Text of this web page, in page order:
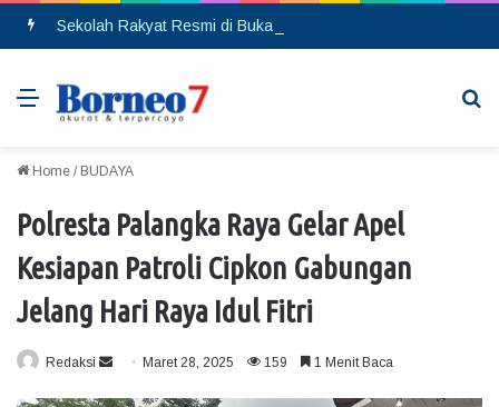
Menu
Home / BUDAYA
Polresta Palangka Raya Gelar Apel
Kesiapan Patroli Cipkon Gabungan
Jelang Hari Raya Idul Fitri
Redaksi Maret 28, 2025 159 1 Menit Baca